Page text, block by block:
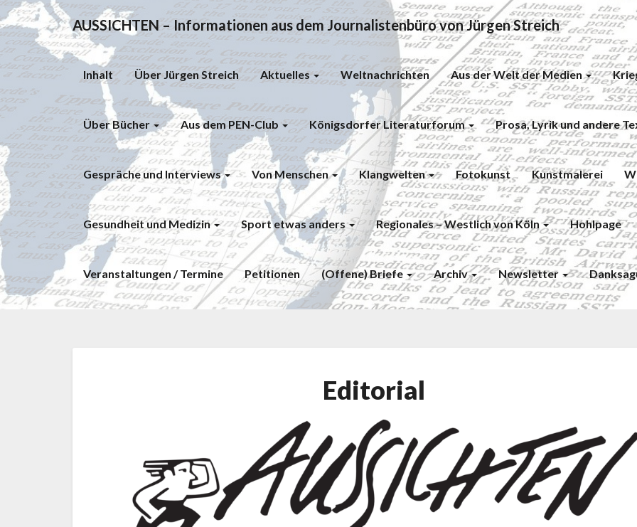
AUSSICHTEN – Informationen aus dem Journalistenbüro von Jürgen Streich
Inhalt Über Jürgen Streich Aktuelles Weltnachrichten Aus der Welt der Medien
Über Bücher Aus dem PEN-Club Königsdorfer Literaturforum Prosa, Lyrik und andere
Gespräche und Interviews Von Menschen Klangwelten Fotokunst Kunstmalerei
Gesundheit und Medizin Sport etwas anders Regionales – Westlich von Köln Hohlpage
Veranstaltungen / Termine Petitionen (Offene) Briefe Archiv Newsletter
Editorial